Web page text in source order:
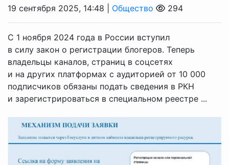
19 сентября 2025, 14:48 | Общество 294
С 1 ноября 2024 года в России вступил
в силу закон о регистрации блогеров. Теперь
владельцы каналов, страниц в соцсетях
и на других платформах с аудиторией от 10 000
подписчиков обязаны подать сведения в РКН
и зарегистрироваться в специальном реестре ...